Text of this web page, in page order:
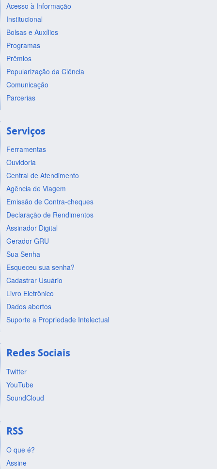
Acesso à Informação
Institucional
Bolsas e Auxílios
Programas
Prêmios
Popularização da Ciência
Comunicação
Parcerias
Serviços
Ferramentas
Ouvidoria
Central de Atendimento
Agência de Viagem
Emissão de Contra-cheques
Declaração de Rendimentos
Assinador Digital
Gerador GRU
Sua Senha
Esqueceu sua senha?
Cadastrar Usuário
Livro Eletrônico
Dados abertos
Suporte a Propriedade Intelectual
Redes Sociais
Twitter
YouTube
SoundCloud
RSS
O que é?
Assine